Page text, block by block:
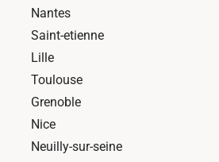
Nantes
Saint-etienne
Lille
Toulouse
Grenoble
Nice
Neuilly-sur-seine